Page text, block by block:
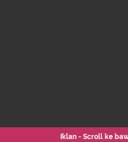
Iklan - Scroll ke